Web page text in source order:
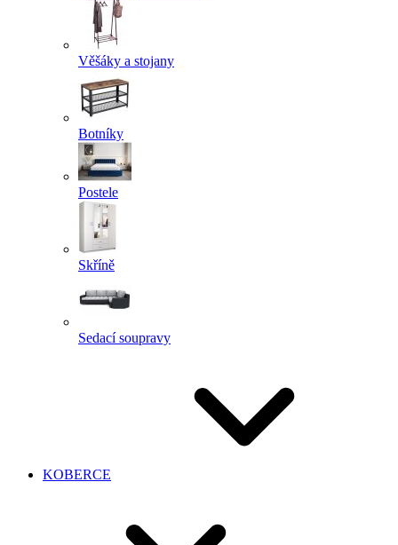
Věšáky a stojany
Botníky
Postele
Skříně
Sedací soupravy
KOBERCE